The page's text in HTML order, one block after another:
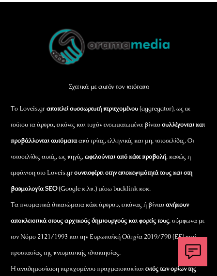
To
Σχετικά με αυτόν τον ιστότοπο
Το Loveis.grαποτελεί συσσωρευτή περιεχομένου(aggregator), ως εκ
τούτου τα άρθρα, εικόνες και τυχόν ενσωματωμένα βίντεοσυλλέγονται και
προβάλλονται αυτόματααπό τρίτες, ελληνικές και μη, ιστοσελίδες. Οι
ιστοσελίδες αυτές, ως πηγές,ωφελούνται από κάθε προβολή, καθώς η
εμφάνιση στο Loveis.grσυνεισφέρει στην επισκεψιμότητά τους και στη
βαθμολογία SEO(Google κ.λπ.) μέσω backlink κοκ.
Τα πνευματικά δικαιώματα κάθε άρθρου, εικόνας ή βίντεοανήκουν
αποκλειστικά στους αρχικούς δημιουργούς και φορείς τους, σύμφωνα με
τον Νόμο 2121/1993 και την Ευρωπαϊκή Οδηγία 2019/790 (ΕΕ) περί
προστασίας της πνευματικής ιδιοκτησίας.
Η αναδημοσίευση περιεχομένου πραγματοποιείταιεντός των ορίων της